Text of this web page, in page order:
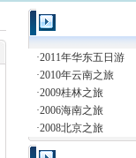
·2011年华东五日游
·2010年云南之旅
·2009桂林之旅
·2006海南之旅
·2008北京之旅